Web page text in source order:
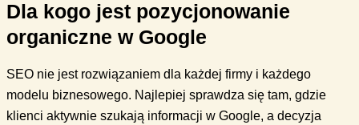
Dla kogo jest pozycjonowanie
organiczne w Google
SEO nie jest rozwiązaniem dla każdej firmy i każdego
modelu biznesowego. Najlepiej sprawdza się tam, gdzie
klienci aktywnie szukają informacji w Google, a decyzja